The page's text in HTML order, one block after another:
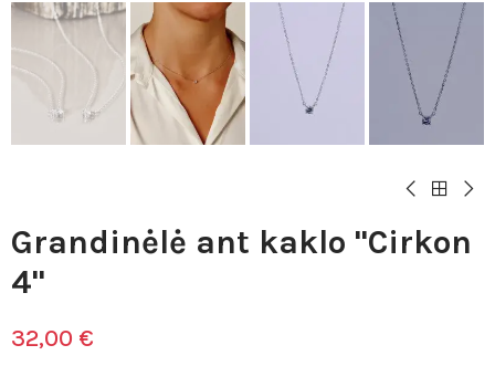
Grandinėlė ant kaklo "Cirkon
4"
32,00 €